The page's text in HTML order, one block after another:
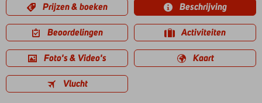
Prijzen & boeken Beschrijving
Beoordelingen Activiteiten
Foto's & Video's Kaart
Vlucht